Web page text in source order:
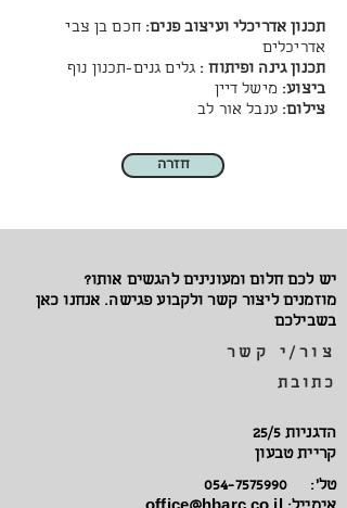
תכנון אדריכלי ועיצוב פנים:חכם בן צבי
אדריכלים
תכנון גינה ופיתוח : גלים גנים-תכנון נוף
ביצוע: מישל דיין
צילום:ענבל אור לב
חזרה
יש לכם חלום ומעונינים להגשים אותו?
מוזמנים ליצור קשר ולקבוע פגישה. אנחנו כאן
בשבילכם
צור/י קשר
כתובת
הדגניות 25/5
קריית טבעון
טל': 054-7575990